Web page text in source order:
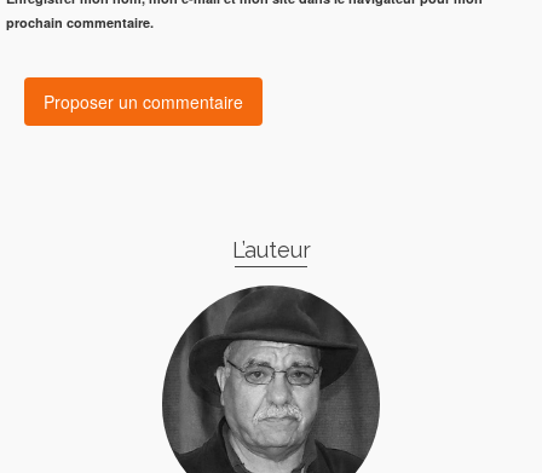
prochain commentaire.
L’auteur